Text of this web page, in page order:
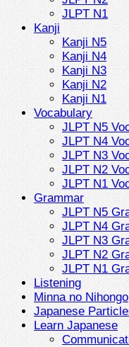
JLPT N1
Kanji
Kanji N5
Kanji N4
Kanji N3
Kanji N2
Kanji N1
Vocabulary
JLPT N5
JLPT N4
JLPT N3
JLPT N2
JLPT N1
Grammar
JLPT N5
JLPT N4
JLPT N3
JLPT N2
JLPT N1
Listening
Minna no Nihongo
Japanese
Learn Japanese